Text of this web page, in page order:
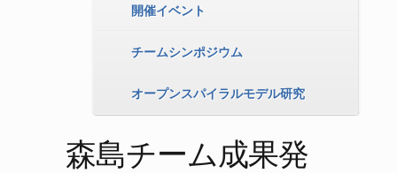
開催イベント
チームシンポジウム
オープンスパイラルモデル研究
森島チーム成果発